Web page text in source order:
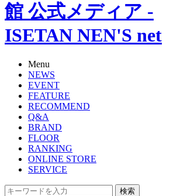
館 公式メディア -
ISETAN NEN'S net
Menu
NEWS
EVENT
FEATURE
RECOMMEND
Q&A
BRAND
FLOOR
RANKING
ONLINE STORE
SERVICE
検索